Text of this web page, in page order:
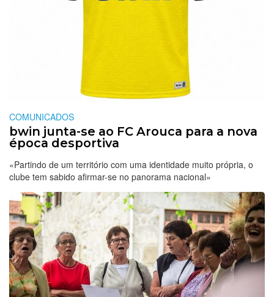
COMUNICADOS
bwin junta-se ao FC Arouca para a nova
época desportiva
«Partindo de um território com uma identidade muito própria, o
clube tem sabido afirmar-se no panorama nacional»